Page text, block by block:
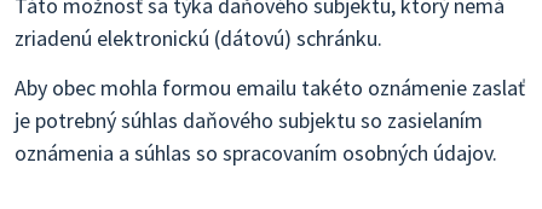
zriadenú elektronickú (dátovú) schránku.
Aby obec mohla formou emailu takéto oznámenie zaslať
je potrebný súhlas daňového subjektu so zasielaním
oznámenia a súhlas so spracovaním osobných údajov.